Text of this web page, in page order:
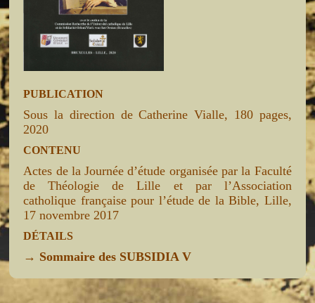
PUBLICATION
Sous la direction de Catherine Vialle, 180 pages,
2020
CONTENU
Actes de la Journée d’étude organisée par la Faculté
de Théologie de Lille et par l’Association
catholique française pour l’étude de la Bible, Lille,
17 novembre 2017
DÉTAILS
→ Sommaire des SUBSIDIA V